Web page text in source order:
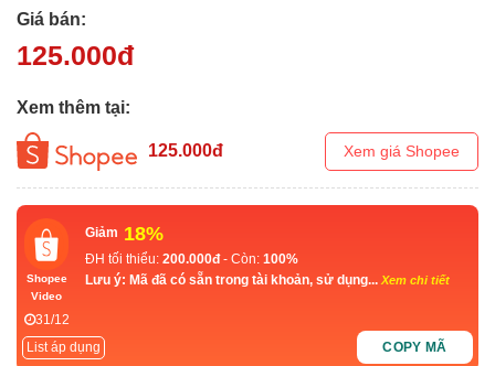
Giá bán:
125.000đ
Xem thêm tại:
125.000đ Xem giá Shopee
Shopee
Video
31/12
Giảm 18%
ĐH tối thiểu: 200.000đ - Còn: 100%
Lưu ý: Mã đã có sẵn trong tài khoản, sử dụng...Xem chi tiết
List áp dụng COPY MÃ